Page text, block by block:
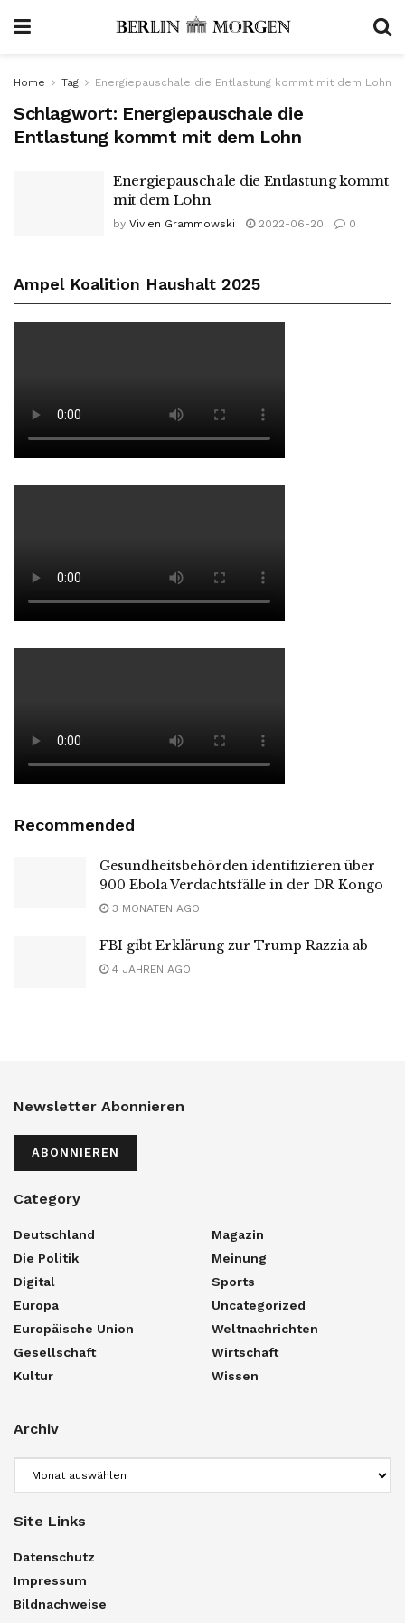
Home Tag Energiepauschale die Entlastung kommt mit dem Lohn
Schlagwort: Energiepauschale die
Entlastung kommt mit dem Lohn
Energiepauschale die Entlastung kommt
mit dem Lohn
by Vivien Grammowski 2022-06-20 0
Ampel Koalition Haushalt 2025
Recommended
Gesundheitsbehörden identifizieren über
900 Ebola Verdachtsfälle in der DR Kongo
3 MONATEN AGO
FBI gibt Erklärung zur Trump Razzia ab
4 JAHREN AGO
Newsletter Abonnieren
ABONNIEREN
Category
Deutschland
Die Politik
Digital
Europa
Europäische Union
Gesellschaft
Kultur
Magazin
Meinung
Sports
Uncategorized
Weltnachrichten
Wirtschaft
Wissen
Archiv
Site Links
Datenschutz
Impressum
Bildnachweise